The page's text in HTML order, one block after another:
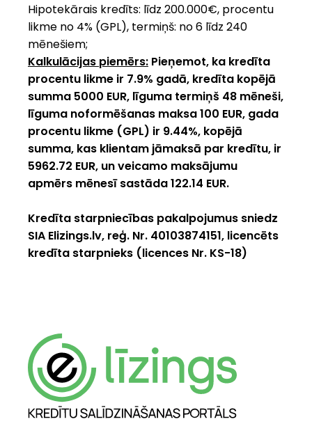
Hipotekārais kredīts: līdz 200.000€, procentu
likme no 4% (GPL), termiņš: no 6 līdz 240
mēnešiem;
Kalkulācijas piemērs: Pieņemot, ka kredīta
procentu likme ir 7.9% gadā, kredīta kopējā
summa 5000 EUR, līguma termiņš 48 mēneši,
līguma noformēšanas maksa 100 EUR, gada
procentu likme (GPL) ir 9.44%, kopējā
summa, kas klientam jāmaksā par kredītu, ir
5962.72 EUR, un veicamo maksājumu
apmērs mēnesī sastāda 122.14 EUR.
Kredīta starpniecības pakalpojumus sniedz
SIA Elizings.lv, reģ. Nr. 40103874151, licencēts
kredīta starpnieks (licences Nr. KS-18)